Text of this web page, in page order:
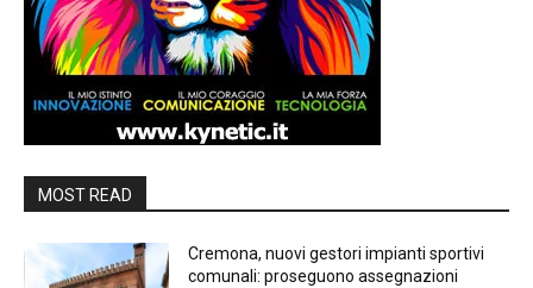
MOST READ
Cremona, nuovi gestori impianti sportivi
comunali: proseguono assegnazioni